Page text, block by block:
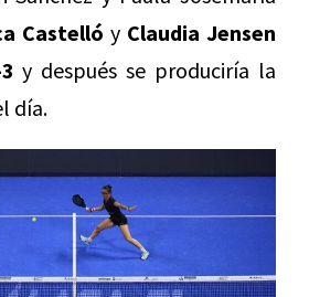
Castelló y Claudia Jensen
y después se produciría la
día.